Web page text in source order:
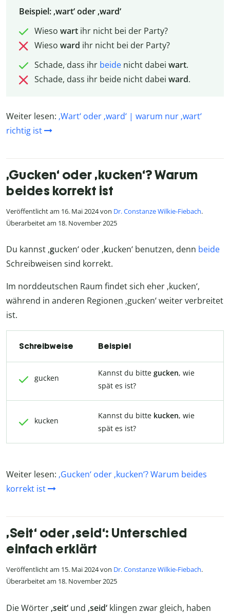
Beispiel: ‚wart‘ oder ‚ward‘
Wieso wart ihr nicht bei der Party?
Wieso ward ihr nicht bei der Party?
Schade, dass ihr beidenicht dabei wart.
Schade, dass ihr beide nicht dabei ward.
Weiter lesen: ‚Wart‘ oder ‚ward‘ | warum nur ‚wart‘
richtig ist
‚Gucken‘ oder ‚kucken‘? Warum
beides korrekt ist
Veröffentlicht am 16. Mai 2024 von Dr. Constanze Wilkie-Fiebach.
Überarbeitet am 18. November 2025
Du kannst ‚gucken‘ oder ‚kucken‘ benutzen, denn beide
Schreibweisen sind korrekt.
Im norddeutschen Raum findet sich eher ‚kucken‘,
während in anderen Regionen ‚gucken‘ weiter verbreitet
ist.
Schreibweise Beispiel
gucken
Kannst du bitte gucken, wie
spät es ist?
kucken
Kannst du bitte kucken, wie
spät es ist?
Weiter lesen: ‚Gucken‘ oder ‚kucken‘? Warum beides
korrekt ist
‚Seit‘ oder ‚seid‘: Unterschied
einfach erklärt
Veröffentlicht am 15. Mai 2024 von Dr. Constanze Wilkie-Fiebach.
Überarbeitet am 18. November 2025
Die Wörter ‚seit‘ und ‚seid‘ klingen zwar gleich, haben